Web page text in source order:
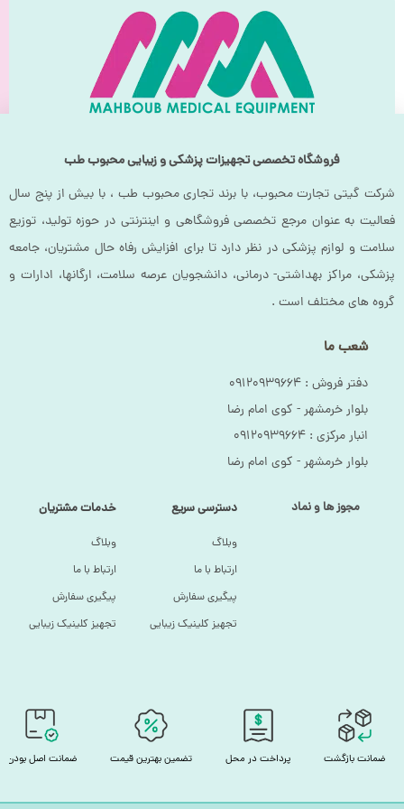
فروشگاه تخصصی تجهیزات پزشکی و زیبایی محبوب طب
شرکت گیتی تجارت محبوب، با برند تجاری محبوب طب ، با بیش از پنج سال
فعالیت به عنوان مرجع تخصصی فروشگاهی و اینترنتی در حوزه تولید، توزیع
سلامت و لوازم پزشکی در نظر دارد تا برای افزایش رفاه حال مشتریان، جامعه
پزشکی، مراکز بهداشتی- درمانی، دانشجویان عرصه سلامت، ارگانها، ادارات و
گروه های مختلف است .
شعب ما
دفتر فروش :‌ ۰۹۱۲۰۹۳۹۶۶۴
بلوار خرمشهر - کوی امام رضا
انبار مرکزی :‌ ۰۹۱۲۰۹۳۹۶۶۴
بلوار خرمشهر - کوی امام رضا
مجوز ها و نماد دسترسی سریع
وبلاگ
ارتباط با ما
پیگیری سفارش
تجهیز کلینیک زیبایی
خدمات مشتریان
وبلاگ
ارتباط با ما
پیگیری سفارش
تجهیز کلینیک زیبایی
ضمانت بازگشت پرداخت در محل تضمین بهترین قیمت ضمانت اصل بودن